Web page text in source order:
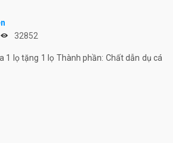
32852
1 lọ tặng 1 lọ Thành phần: Chất dẫn dụ cá